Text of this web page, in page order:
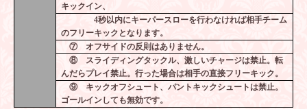
キックイン、
4秒以内にキーパースローを行わなければ相手チーム
のフリーキックとなります。
⑦ オフサイドの反則はありません。
⑧ スライディングタックル、激しいチャージは禁止。転
んだらプレイ禁止。行った場合は相手の直接フリーキック。
⑨ キックオフシュート、パントキックシュートは禁止。
ゴールインしても無効です。